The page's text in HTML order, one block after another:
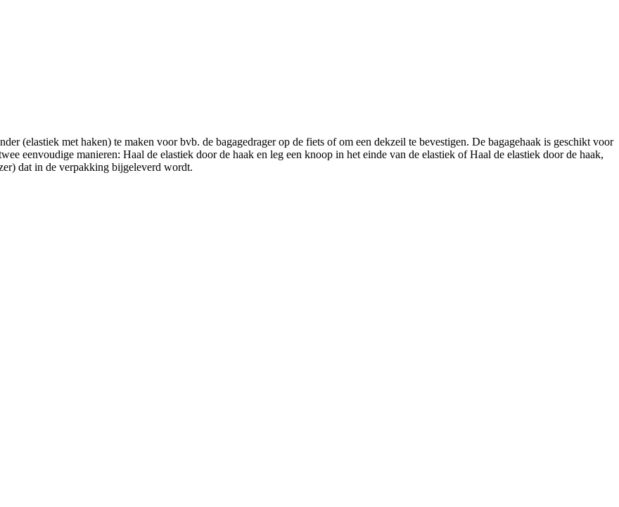
(elastiek met haken) te maken voor bvb. de bagagedrager op de fiets of om een dekzeil te bevestigen. De bagagehaak is geschikt voor
eenvoudige manieren: Haal de elastiek door de haak en leg een knoop in het einde van de elastiek of Haal de elastiek door de haak,
dat in de verpakking bijgeleverd wordt.